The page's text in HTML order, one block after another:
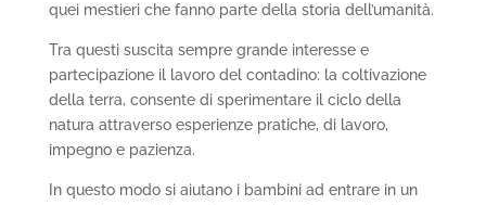
quei mestieri che fanno parte della storia dell’umanità.
Tra questi suscita sempre grande interesse e
partecipazione il lavoro del contadino: la coltivazione
della terra, consente di sperimentare il ciclo della
natura attraverso esperienze pratiche, di lavoro,
impegno e pazienza.
In questo modo si aiutano i bambini ad entrare in un